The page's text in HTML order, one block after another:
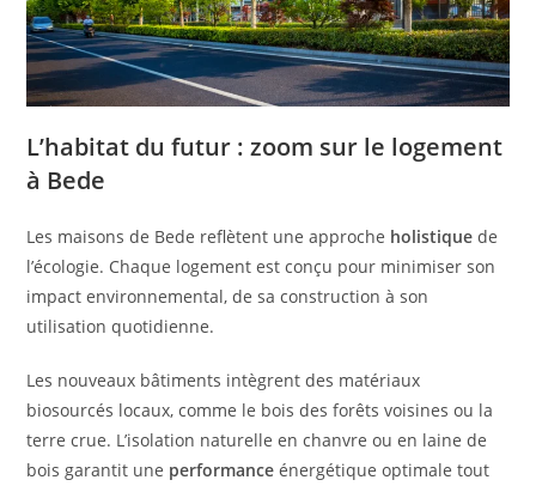
L’habitat du futur : zoom sur le logement
à Bede
Les maisons de Bede reflètent une approche holistique de
l’écologie. Chaque logement est conçu pour minimiser son
impact environnemental, de sa construction à son
utilisation quotidienne.
Les nouveaux bâtiments intègrent des matériaux
biosourcés locaux, comme le bois des forêts voisines ou la
terre crue. L’isolation naturelle en chanvre ou en laine de
bois garantit une performance énergétique optimale tout